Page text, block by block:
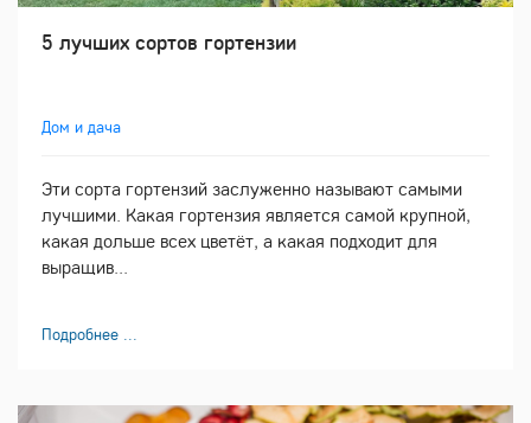
5 лучших сортов гортензии
Дом и дача
Эти сорта гортензий заслуженно называют самыми
лучшими. Какая гортензия является самой крупной,
какая дольше всех цветёт, а какая подходит для
выращив...
Подробнее ...